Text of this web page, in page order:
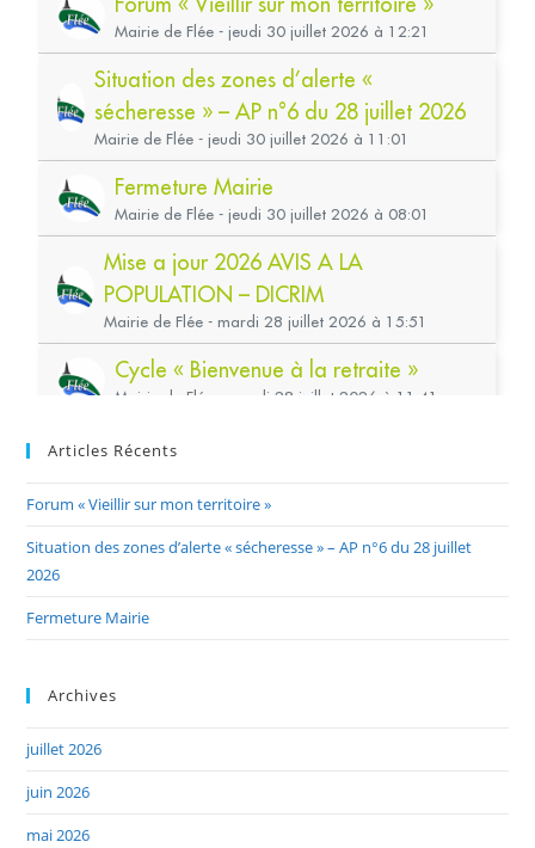
Articles Récents
Forum « Vieillir sur mon territoire »
Situation des zones d’alerte « sécheresse » – AP n°6 du 28 juillet
2026
Fermeture Mairie
Archives
juillet 2026
juin 2026
mai 2026